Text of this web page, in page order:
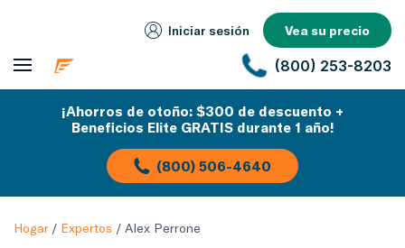
Iniciar sesión Vea su precio
(800) 253-8203
¡Ahorros de otoño: $300 de descuento +
Beneficios Elite GRATIS durante 1 año!
(800) 506-4640
Hogar/ Expertos / Alex Perrone